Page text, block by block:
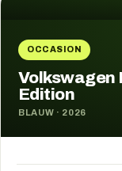
OCCASION
Volkswagen
Edition
BLAUW · 2026